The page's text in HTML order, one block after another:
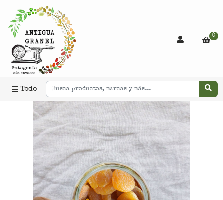
Todo
0